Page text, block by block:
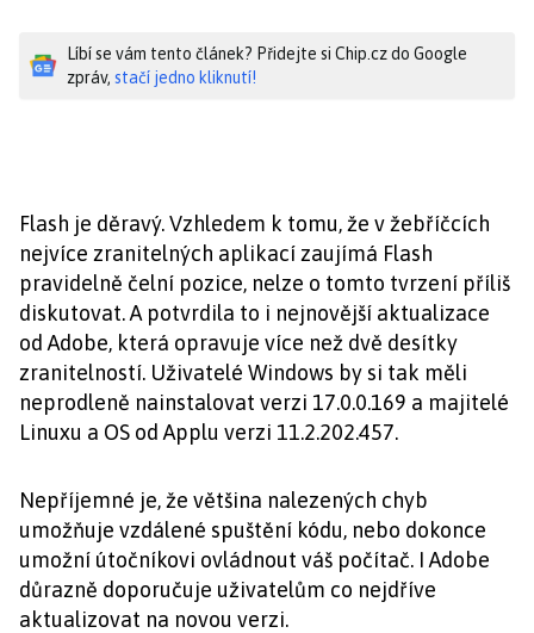
Líbí se vám tento článek? Přidejte si Chip.cz do Google
zpráv, stačí jedno kliknutí!
Flash je děravý. Vzhledem k tomu, že v žebříčcích
nejvíce zranitelných aplikací zaujímá Flash
pravidelně čelní pozice, nelze o tomto tvrzení příliš
diskutovat. A potvrdila to i nejnovější aktualizace
od Adobe, která opravuje více než dvě desítky
zranitelností. Uživatelé Windows by si tak měli
neprodleně nainstalovat verzi 17.0.0.169 a majitelé
Linuxu a OS od Applu verzi 11.2.202.457.
Nepříjemné je, že většina nalezených chyb
umožňuje vzdálené spuštění kódu, nebo dokonce
umožní útočníkovi ovládnout váš počítač. I Adobe
důrazně doporučuje uživatelům co nejdříve
aktualizovat na novou verzi.